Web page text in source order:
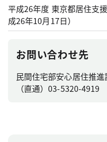
平成26年度 東京都居住支
成26年10月17日）
お問い合わせ先
民間住宅部安心居住推
（直通）03-5320-4919